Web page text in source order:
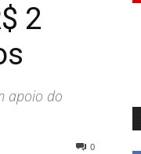
2
apoio do
0